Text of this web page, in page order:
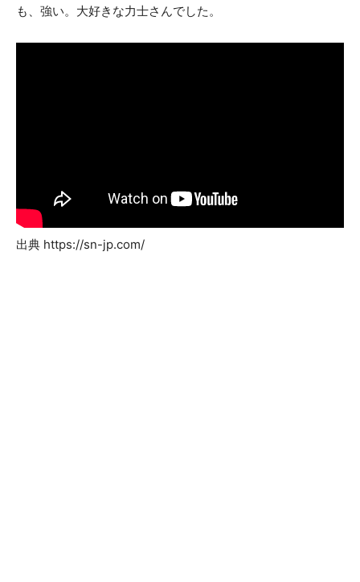
も、強い。大好きな力士さんでした。
出典 https://sn-jp.com/